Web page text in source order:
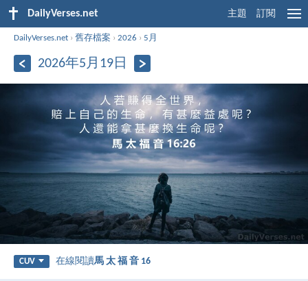
DailyVerses.net 主題 訂閱
DailyVerses.net ›舊存檔案 ›2026 ›5月
2026年5月19日
CUV 在線閱讀馬 太 福 音 16